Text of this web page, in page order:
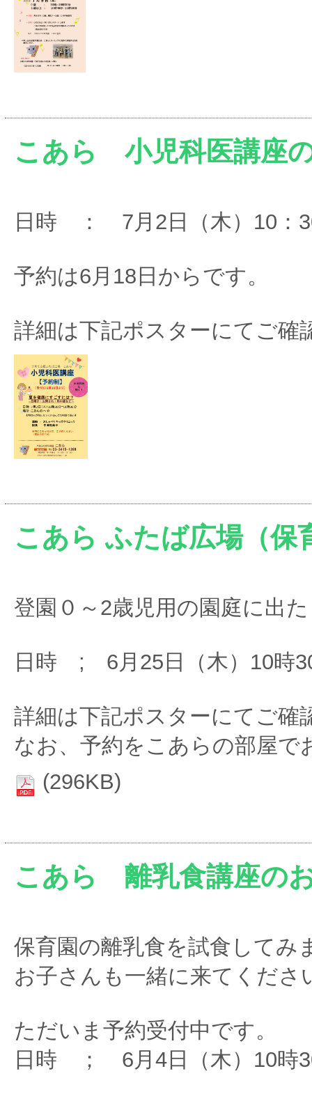
こあら 小児科医講座
日時 ： 7月2日（木）10：
予約は6月18日からです。
詳細は下記ポスターにてご確
こあら ふたば広場（保
登園０～2歳児用の園庭に出
日時 ; 6月25日（木）10時
詳細は下記ポスターにてご確
なお、予約をこあらの部屋で
(296KB)
こあら 離乳食講座の
保育園の離乳食を試食してみ
お子さんも一緒に来てくださ
ただいま予約受付中です。
日時 ； 6月4日（木）10時